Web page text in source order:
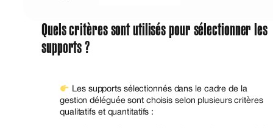
Quels critères sont utilisés pour sélectionner les
supports ?
Les supports sélectionnés dans le cadre de la
gestion déléguée sont choisis selon plusieurs critères
qualitatifs et quantitatifs :